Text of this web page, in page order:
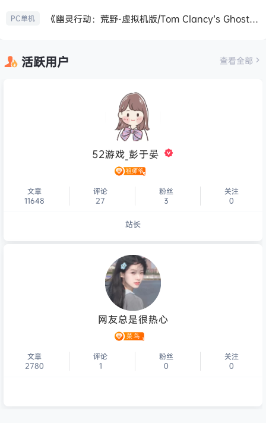
PC单机 《幽灵行动：荒野-虚拟机版/Tom Clancy’s Ghost Recon Wildlands HYPERVISOR》免安装中文版
活跃用户 查看全部
52游戏_彭于晏
文章
11648
评论
27
粉丝
3
关注
0
站长
个人主页
网友总是很热心
文章
2780
评论
1
粉丝
0
关注
0